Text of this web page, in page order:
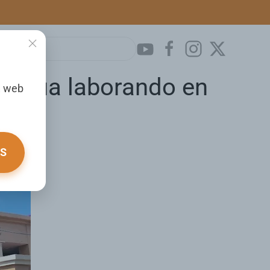
web
laborando en